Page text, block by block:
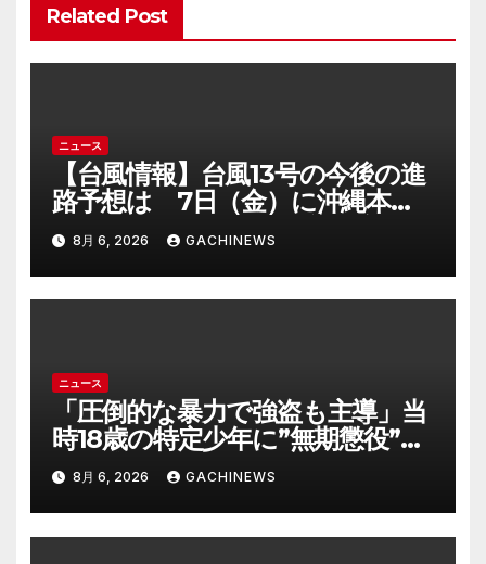
ョ
ン
Related Post
ニュース
【台風情報】台風13号の今後の進
路予想は 7日（金）に沖縄本島
に直撃するおそれ 一部の家屋が
倒壊するおそれがある猛烈な風が
吹く見込み(FNNプライムオンラ
イン)
8月 6, 2026 GACHINEWS
ニュース
「圧倒的な暴力で強盗も主導」当
時18歳の特定少年に”無期懲役”求
刑の背景『年齢の若さで説明でき
ないほど悪質だと検察が判断』＜
元裁判官が解説＞全国的に見ても
異例のケース_8月7日判決の行方
8月 6, 2026 GACHINEWS